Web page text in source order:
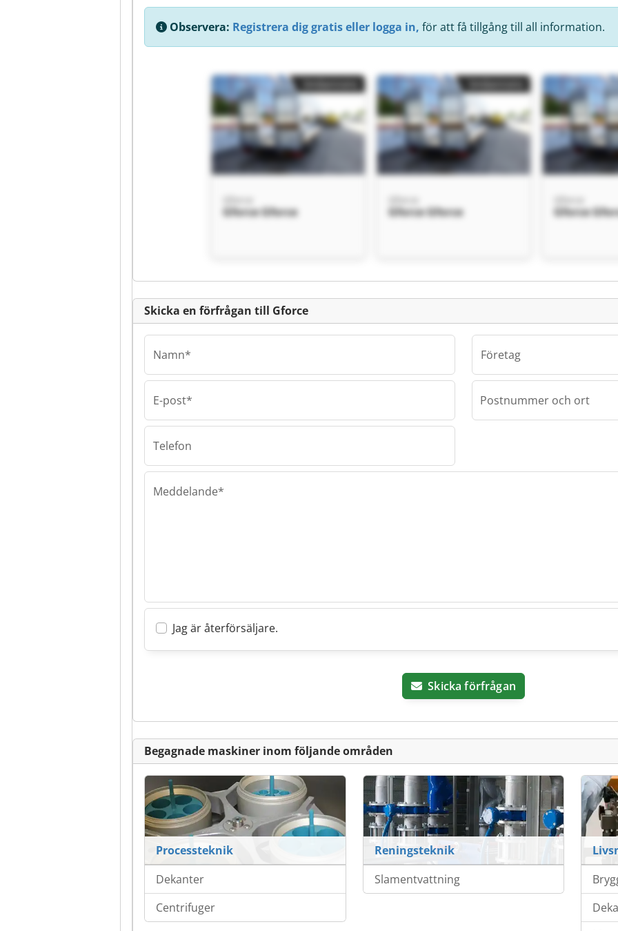
Observera: Registrera dig gratis eller logga in, för att få tillgång till all information.
Gforce Gforce Gforce Gforce Gforce
Småannons
Skicka en förfrågan till Gforce
Namn*
E-post*
Telefon
Företag
Postnummer och ort
Meddelande*
Jag är återförsäljare.
Skicka förfrågan
Begagnade maskiner inom följande områden
Processteknik
Dekanter
Centrifuger
Reningsteknik
Slamentvattning